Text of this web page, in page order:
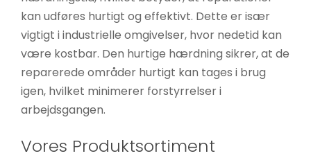
kan udføres hurtigt og effektivt. Dette er især
vigtigt i industrielle omgivelser, hvor nedetid kan
være kostbar. Den hurtige hærdning sikrer, at de
reparerede områder hurtigt kan tages i brug
igen, hvilket minimerer forstyrrelser i
arbejdsgangen.
Vores Produktsortiment